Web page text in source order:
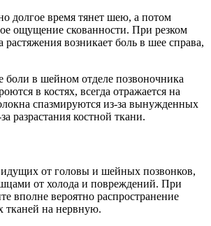
долгое время тянет шею, а потом
ощущение скованности. При резком
растяжения возникает боль в шее справа,
боли в шейном отделе позвоночника
в костях, всегда отражается на
спазмируются из-за вынужденных
разрастания костной ткани.
от головы и шейных позвонков,
от холода и повреждений. При
вполне вероятно распространение
тканей на нервную.